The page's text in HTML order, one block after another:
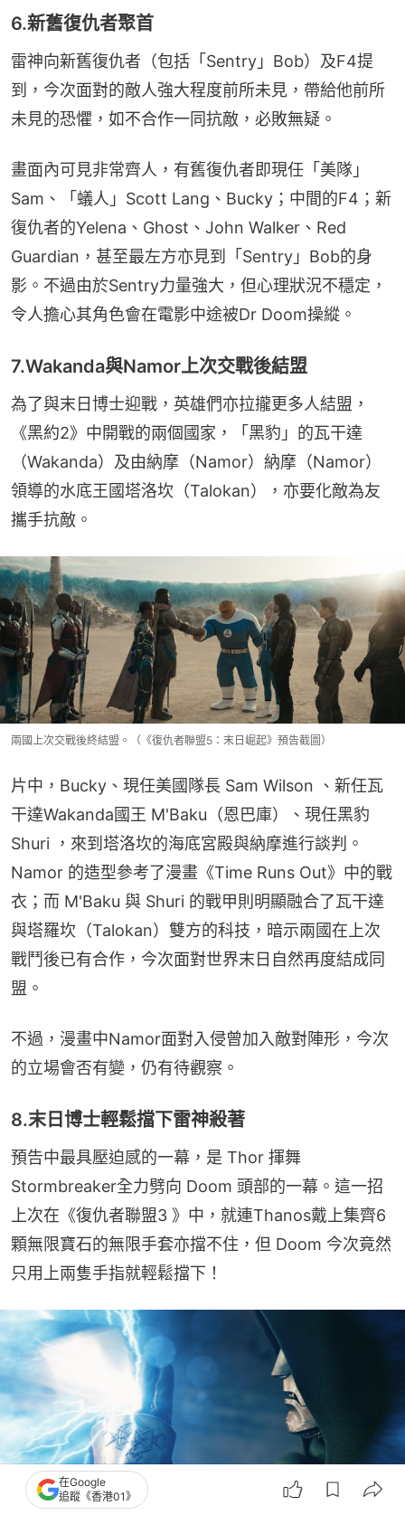
6.新舊復仇者聚首
雷神向新舊復仇者（包括「Sentry」Bob）及F4提
到，今次面對的敵人強大程度前所未見，帶給他前所
未見的恐懼，如不合作一同抗敵，必敗無疑。
畫面內可見非常齊人，有舊復仇者即現任「美隊」
Sam、「蟻人」Scott Lang、Bucky；中間的F4；新
復仇者的Yelena、Ghost、John Walker、Red
Guardian，甚至最左方亦見到「Sentry」Bob的身
影。不過由於Sentry力量強大，但心理狀況不穩定，
令人擔心其角色會在電影中途被Dr Doom操縱。
7.Wakanda與Namor上次交戰後結盟
為了與末日博士迎戰，英雄們亦拉攏更多人結盟，
《黑約2》中開戰的兩個國家，「黑豹」的瓦干達
（Wakanda）及由納摩（Namor）納摩（Namor）
領導的水底王國塔洛坎（Talokan），亦要化敵為友
攜手抗敵。
兩國上次交戰後終結盟。（《復仇者聯盟5：末日崛起》預告截圖）
片中，Bucky、現任美國隊長 Sam Wilson 、新任瓦
干達Wakanda國王 M'Baku（恩巴庫）、現任黑豹
Shuri ，來到塔洛坎的海底宮殿與納摩進行談判。
Namor 的造型參考了漫畫《Time Runs Out》中的戰
衣；而 M'Baku 與 Shuri 的戰甲則明顯融合了瓦干達
與塔羅坎（Talokan）雙方的科技，暗示兩國在上次
戰鬥後已有合作，今次面對世界末日自然再度結成同
盟。
不過，漫畫中Namor面對入侵曾加入敵對陣形，今次
的立場會否有變，仍有待觀察。
8.末日博士輕鬆擋下雷神殺著
預告中最具壓迫感的一幕，是 Thor 揮舞
Stormbreaker全力劈向 Doom 頭部的一幕。這一招
上次在《復仇者聯盟3 》中，就連Thanos戴上集齊6
顆無限寶石的無限手套亦擋不住，但 Doom 今次竟然
只用上兩隻手指就輕鬆擋下！
Dr Doom輕鬆擋下雷神絕招。（《復仇者聯盟5：末日崛起》預告截圖）
在Google
追蹤《香港01》